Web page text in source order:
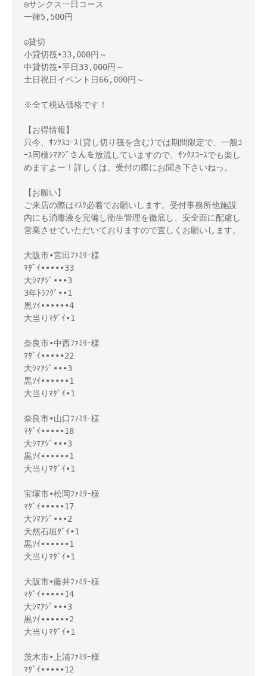
◎サンクス一日コース
一律5,500円
◎貸切
小貸切筏•33,000円～
中貸切筏•平日33,000円～
土日祝日イベント日66,000円～
※全て税込価格です！
【お得情報】
只今、ｻﾝｸｽｺｰｽ(貸し切り筏を含む)では期間限定で、一般ｺ
ｰｽ同様ｼﾏｱｼﾞさんを放流していますので、ｻﾝｸｽｺｰｽでも楽し
めますよー！詳しくは、受付の際にお聞き下さいねっ。
【お願い】
ご来店の際はﾏｽｸ必着でお願いします。受付事務所他施設
内にも消毒液を完備し衛生管理を徹底し、安全面に配慮し
営業させていただいておりますので宜しくお願いします。
大阪市•宮田ﾌｧﾐﾘｰ様
ﾏﾀﾞｲ•••••33
大ｼﾏｱｼﾞ•••3
3年ﾄﾗﾌｸﾞ••1
黒ｿｲ••••••4
大当りﾏﾀﾞｲ•1
奈良市•中西ﾌｧﾐﾘｰ様
ﾏﾀﾞｲ•••••22
大ｼﾏｱｼﾞ•••3
黒ｿｲ••••••1
大当りﾏﾀﾞｲ•1
奈良市•山口ﾌｧﾐﾘｰ様
ﾏﾀﾞｲ•••••18
大ｼﾏｱｼﾞ•••3
黒ｿｲ••••••1
大当りﾏﾀﾞｲ•1
宝塚市•松岡ﾌｧﾐﾘｰ様
ﾏﾀﾞｲ•••••17
大ｼﾏｱｼﾞ•••2
天然石垣ﾀﾞｲ•1
黒ｿｲ••••••1
大当りﾏﾀﾞｲ•1
大阪市•藤井ﾌｧﾐﾘｰ様
ﾏﾀﾞｲ•••••14
大ｼﾏｱｼﾞ•••3
黒ｿｲ••••••2
大当りﾏﾀﾞｲ•1
茨木市•上浦ﾌｧﾐﾘｰ様
ﾏﾀﾞｲ•••••12